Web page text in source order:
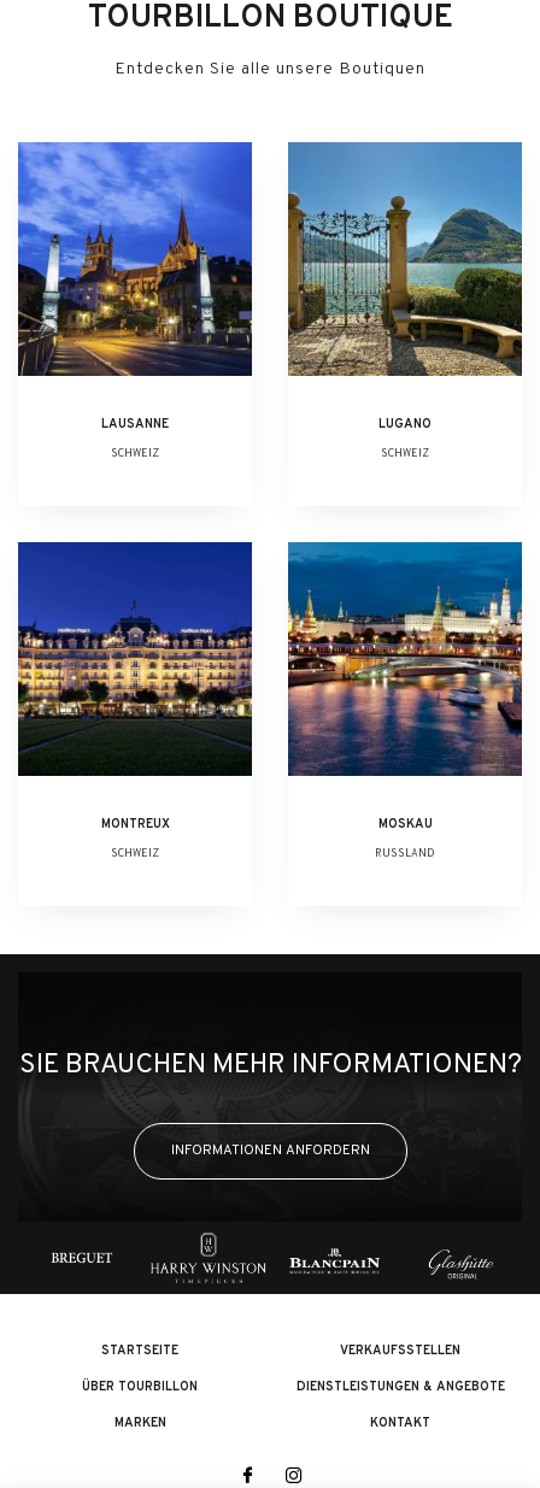
TOURBILLON BOUTIQUE
Entdecken Sie alle unsere Boutiquen
LAUSANNE
SCHWEIZ
LUGANO
SCHWEIZ
MONTREUX
SCHWEIZ
MOSKAU
RUSSLAND
SIE BRAUCHEN MEHR INFORMATIONEN?
INFORMATIONEN ANFORDERN
STARTSEITE
ÜBER TOURBILLON
MARKEN
VERKAUFSSTELLEN
DIENSTLEISTUNGEN & ANGEBOTE
KONTAKT